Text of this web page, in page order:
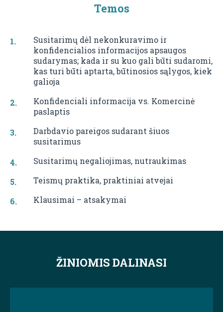
Temos
Susitarimų dėl nekonkuravimo ir
konfidencialios informacijos apsaugos
sudarymas; kada ir su kuo gali būti sudaromi,
kas turi būti aptarta, būtinosios sąlygos, kiek
galioja
Konfidenciali informacija vs. Komercinė
paslaptis
Darbdavio pareigos sudarant šiuos
susitarimus
Susitarimų negaliojimas, nutraukimas
Teismų praktika, praktiniai atvejai
Klausimai – atsakymai
ŽINIOMIS DALINASI